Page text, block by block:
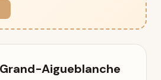
Aigueblanche